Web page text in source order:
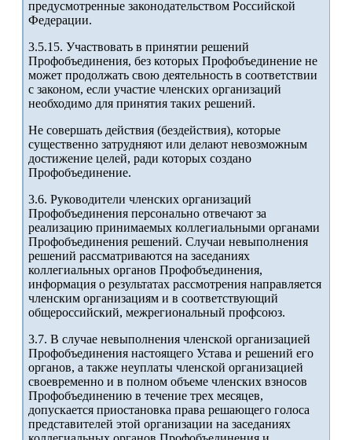
предусмотренные законодательством Российской
Федерации.
3.5.15. Участвовать в принятии решений
Профобъединения, без которых Профобъединение не
может продолжать свою деятельность в соответствии
с законом, если участие членских организаций
необходимо для принятия таких решений.
Не совершать действия (бездействия), которые
существенно затрудняют или делают невозможным
достижение целей, ради которых создано
Профобъединение.
3.6. Руководители членских организаций
Профобъединения персонально отвечают за
реализацию принимаемых коллегиальными органами
Профобъединения решений. Случаи невыполнения
решений рассматриваются на заседаниях
коллегиальных органов Профобъединения,
информация о результатах рассмотрения направляется
членским организациям и в соответствующий
общероссийский, межрегиональный профсоюз.
3.7. В случае невыполнения членской организацией
Профобъединения настоящего Устава и решений его
органов, а также неуплаты членской организацией
своевременно и в полном объеме членских взносов
Профобъединению в течение трех месяцев,
допускается приостановка права решающего голоса
представителей этой организации на заседаниях